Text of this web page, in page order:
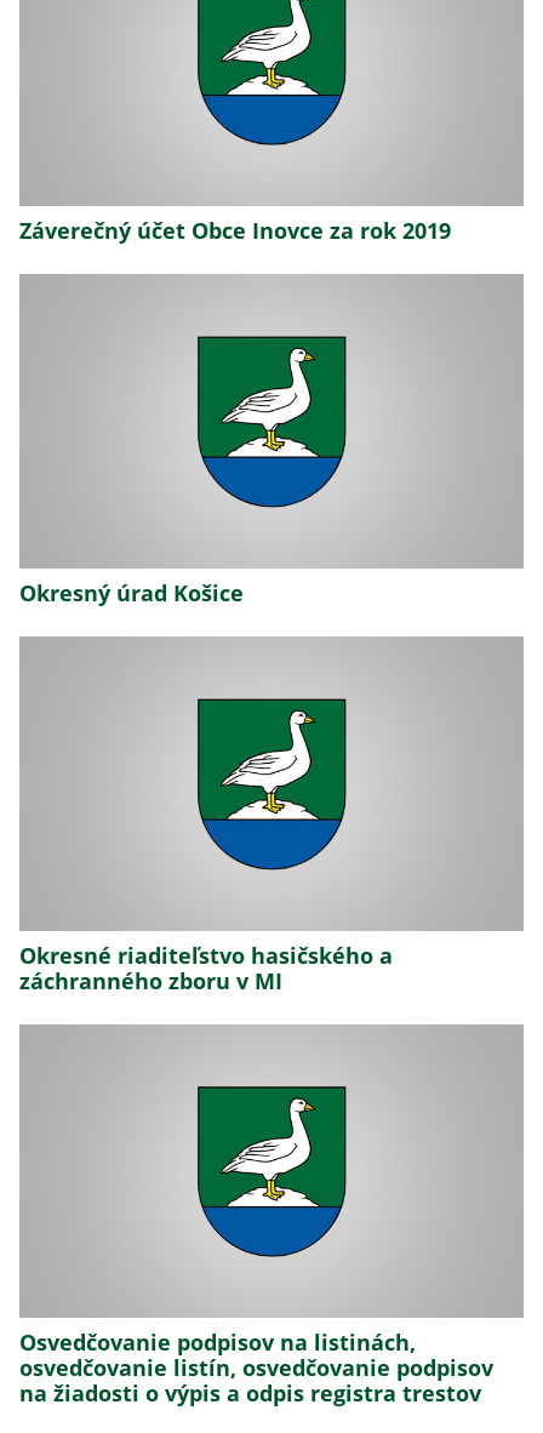
Záverečný účet Obce Inovce za rok 2019
Okresný úrad Košice
Okresné riaditeľstvo hasičského a
záchranného zboru v MI
Osvedčovanie podpisov na listinách,
osvedčovanie listín, osvedčovanie podpisov
na žiadosti o výpis a odpis registra trestov